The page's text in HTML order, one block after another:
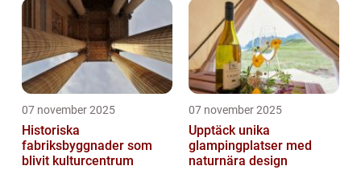
07 november 2025
Historiska
fabriksbyggnader som
blivit kulturcentrum
07 november 2025
Upptäck unika
glampingplatser med
naturnära design